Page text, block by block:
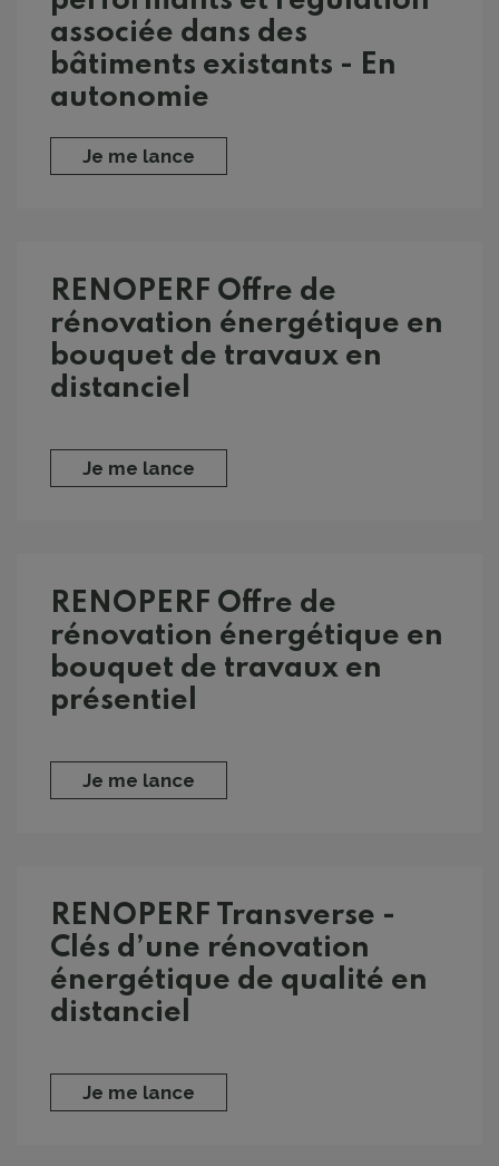
associée dans des
bâtiments existants - En
autonomie
Je me lance
RENOPERF Offre de
rénovation énergétique en
bouquet de travaux en
distanciel
Je me lance
RENOPERF Offre de
rénovation énergétique en
bouquet de travaux en
présentiel
Je me lance
RENOPERF Transverse -
Clés d’une rénovation
énergétique de qualité en
distanciel
Je me lance